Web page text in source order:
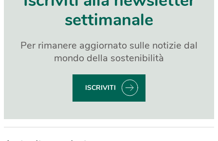
settimanale
Per rimanere aggiornato sulle notizie dal
mondo della sostenibilità
ISCRIVITI